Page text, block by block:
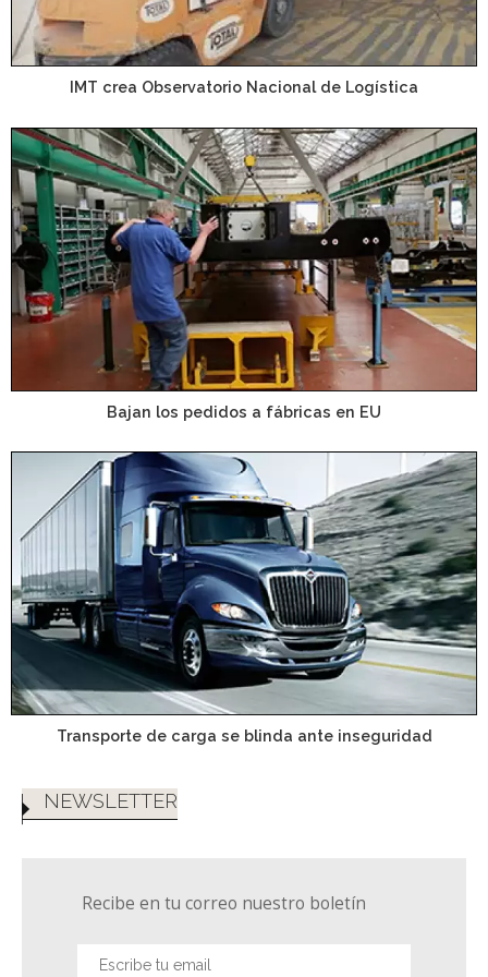
IMT crea Observatorio Nacional de Logística
Bajan los pedidos a fábricas en EU
Transporte de carga se blinda ante inseguridad
NEWSLETTER
Recibe en tu correo nuestro boletín